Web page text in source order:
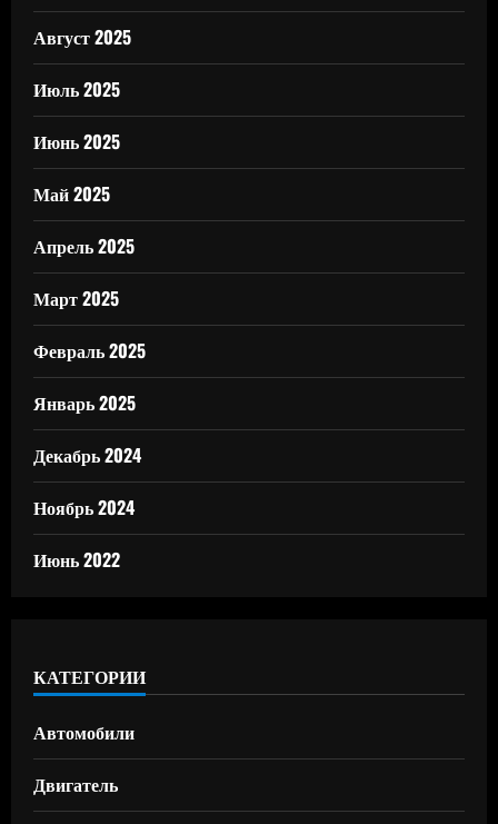
Август 2025
Июль 2025
Июнь 2025
Май 2025
Апрель 2025
Март 2025
Февраль 2025
Январь 2025
Декабрь 2024
Ноябрь 2024
Июнь 2022
КАТЕГОРИИ
Автомобили
Двигатель